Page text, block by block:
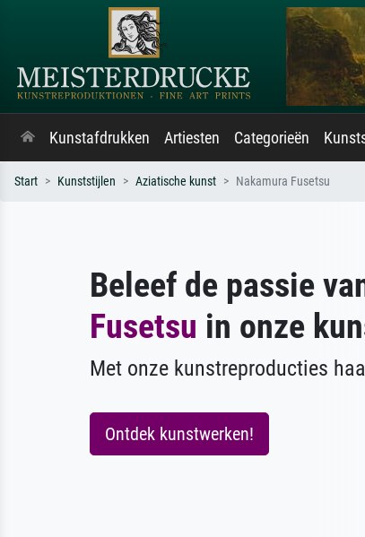
Kunstafdrukken Artiesten Categorieën
Start Kunststijlen Aziatische kunst Nakamura Fusetsu
Beleef de passie
Fusetsu in onze
Met onze kunstreproducties
Ontdek kunstwerken!